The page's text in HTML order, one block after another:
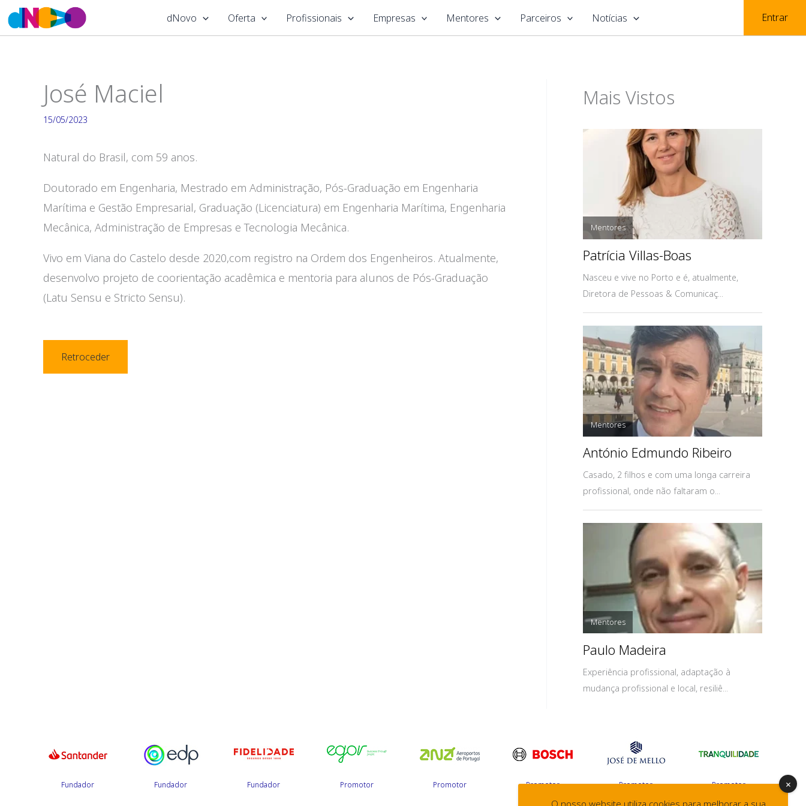
Skip
to
dNovo Oferta Profissionais Empresas Mentores Parceiros Notícias Entrar
José Maciel
15/05/2023
Natural do Brasil, com 59 anos.
Doutorado em Engenharia, Mestrado em Administração, Pós-Graduação em Engenharia
Marítima e Gestão Empresarial, Graduação (Licenciatura) em Engenharia Marítima, Engenharia
Mecânica, Administração de Empresas e Tecnologia Mecânica.
Vivo em Viana do Castelo desde 2020,com registro na Ordem dos Engenheiros. Atualmente,
desenvolvo projeto de coorientação acadêmica e mentoria para alunos de Pós-Graduação
(Latu Sensu e Stricto Sensu).
Retroceder
Mais Vistos
Mentores
Patrícia Villas-Boas
Nasceu e vive no Porto e é, atualmente,
Diretora de Pessoas & Comunicaç...
Mentores
António Edmundo Ribeiro
Casado, 2 filhos e com uma longa carreira
profissional, onde não faltaram o...
Mentores
Paulo Madeira
Experiência profissional, adaptação à
mudança profissional e local, resiliê...
Fundador Fundador Fundador Promotor Promotor Promotor Promotor Promotor
O nosso website utiliza cookies para melhorar a sua